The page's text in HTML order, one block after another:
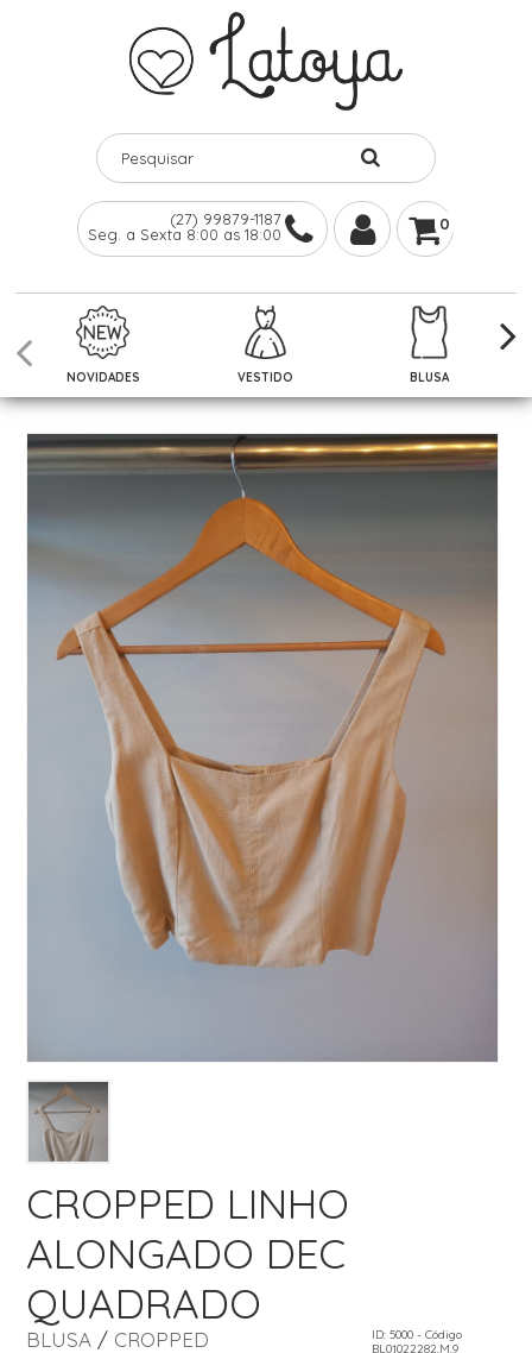
(27) 99879-1187
Seg. a Sexta 8:00 as 18:00
0
NOVIDADES VESTIDO BLUSA
CROPPED LINHO
ALONGADO DEC
QUADRADO
BLUSA/ CROPPED
ID: 5000 - Código
BL01022282.M.9